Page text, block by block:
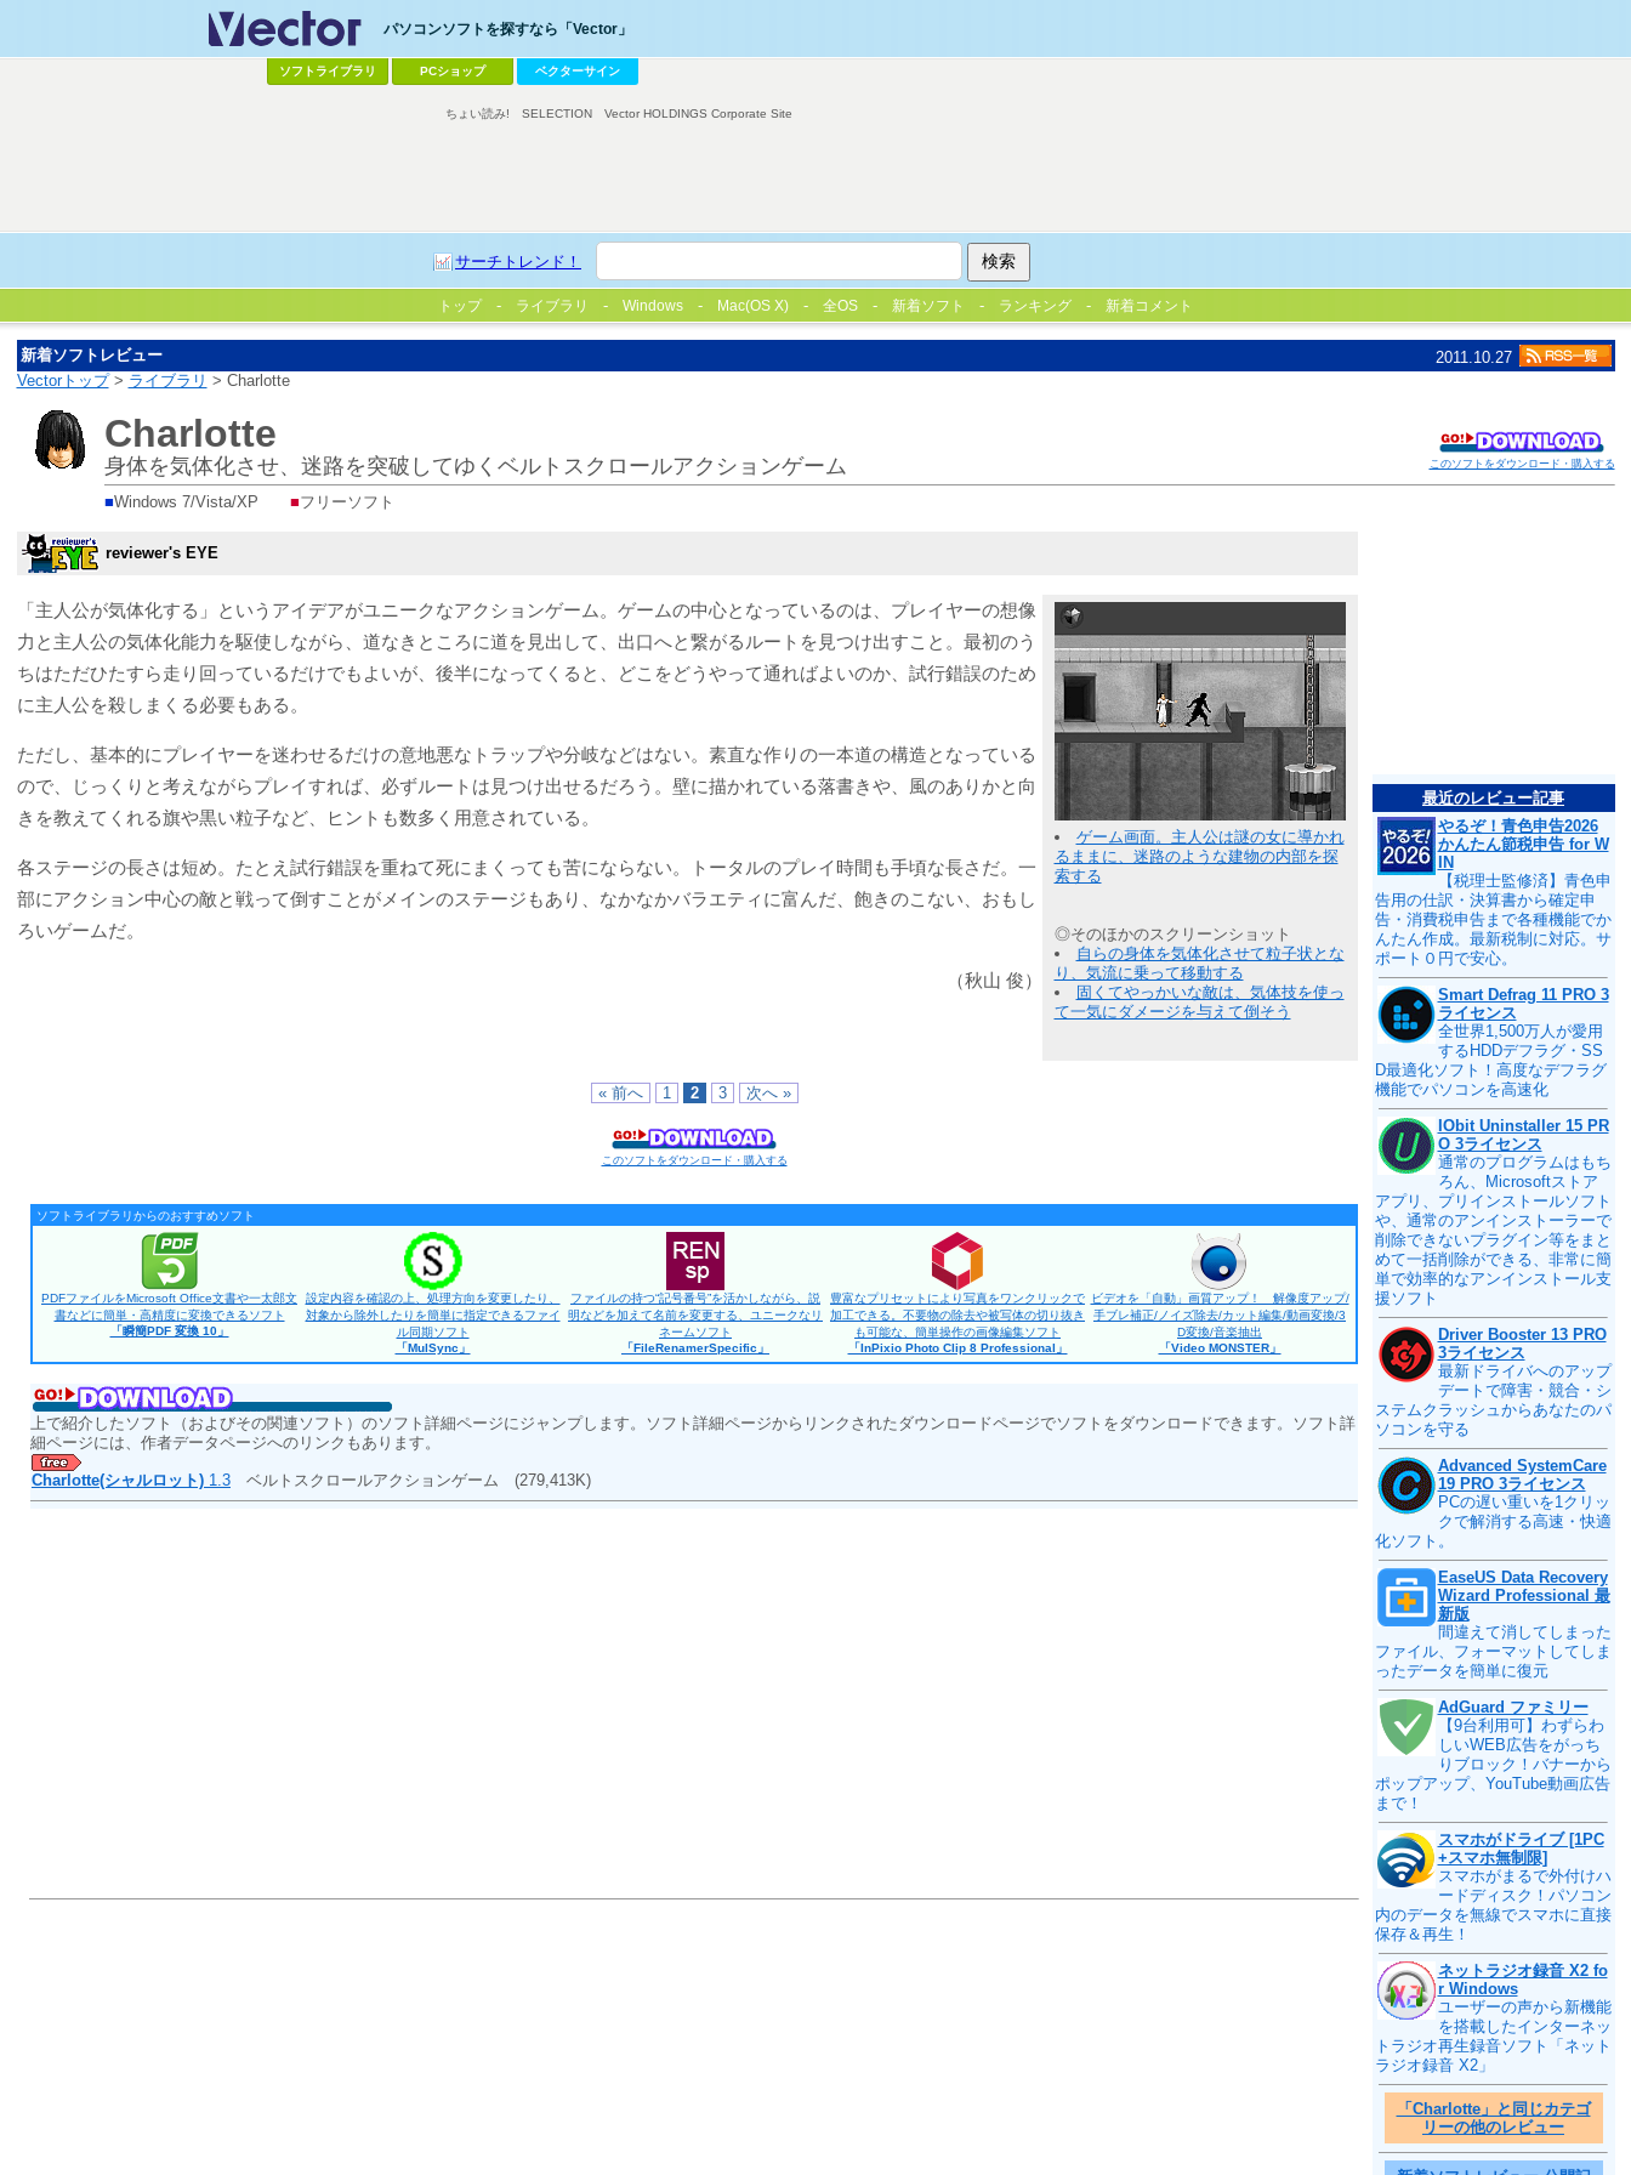
パソコンソフトを探すなら「Vector」
ソフトライブラリ PCショップ ベクターサイン
サーチトレンド！
ちょい読み! SELECTION Vector HOLDINGS Corporate Site
トップ ライブラリ Windows Mac(OS X) 全OS 新着ソフト ランキング 新着コメント
新着ソフトレビュー
2011.10.27
Vectorトップ> ライブラリ > Charlotte
このソフトをダウンロード・購入する
Charlotte
身体を気体化させ、迷路を突破してゆくベルトスクロールアクションゲーム
■Windows 7/Vista/XP ■フリーソフト
reviewer's EYE
ゲーム画面。主人公は謎の女に導かれ
るままに、迷路のような建物の内部を探
索する
◎そのほかのスクリーンショット
自らの身体を気体化させて粒子状とな
り、気流に乗って移動する
固くてやっかいな敵は、気体技を使っ
て一気にダメージを与えて倒そう
「主人公が気体化する」というアイデアがユニークなアクションゲーム。ゲームの中心となっているのは、プレイヤーの想像
力と主人公の気体化能力を駆使しながら、道なきところに道を見出して、出口へと繋がるルートを見つけ出すこと。最初のう
ちはただひたすら走り回っているだけでもよいが、後半になってくると、どこをどうやって通ればよいのか、試行錯誤のため
に主人公を殺しまくる必要もある。
ただし、基本的にプレイヤーを迷わせるだけの意地悪なトラップや分岐などはない。素直な作りの一本道の構造となっている
ので、じっくりと考えながらプレイすれば、必ずルートは見つけ出せるだろう。壁に描かれている落書きや、風のありかと向
きを教えてくれる旗や黒い粒子など、ヒントも数多く用意されている。
各ステージの長さは短め。たとえ試行錯誤を重ねて死にまくっても苦にならない。トータルのプレイ時間も手頃な長さだ。一
部にアクション中心の敵と戦って倒すことがメインのステージもあり、なかなかバラエティに富んだ、飽きのこない、おもし
ろいゲームだ。
（秋山 俊）
« 前へ 1 2 3 次へ »
このソフトをダウンロード・購入する
ソフトライブラリからのおすすめソフト
PDFファイルをMicrosoft Office文書や一太郎文
書などに簡単・高精度に変換できるソフト
「瞬簡PDF 変換 10」
設定内容を確認の上、処理方向を変更したり、
対象から除外したりを簡単に指定できるファイ
ル同期ソフト
「MulSync」
ファイルの持つ“記号番号”を活かしながら、説
明などを加えて名前を変更する、ユニークなリ
ネームソフト
「FileRenamerSpecific」
豊富なプリセットにより写真をワンクリックで
加工できる。不要物の除去や被写体の切り抜き
も可能な、簡単操作の画像編集ソフト
「InPixio Photo Clip 8 Professional」
ビデオを「自動」画質アップ！ 解像度アップ/
手ブレ補正/ノイズ除去/カット編集/動画変換/3
D変換/音楽抽出
「Video MONSTER」
上で紹介したソフト（およびその関連ソフト）のソフト詳細ページにジャンプします。ソフト詳細ページからリンクされたダウンロードページでソフトをダウンロードできます。ソフト詳
細ページには、作者データページへのリンクもあります。
Charlotte(シャルロット) 1.3 ベルトスクロールアクションゲーム (279,413K)
最近のレビュー記事
やるぞ！青色申告2026
かんたん節税申告 for W
IN
【税理士監修済】青色申
告用の仕訳・決算書から確定申
告・消費税申告まで各種機能でか
んたん作成。最新税制に対応。サ
ポート０円で安心。
Smart Defrag 11 PRO 3
ライセンス
全世界1,500万人が愛用
するHDDデフラグ・SS
D最適化ソフト！高度なデフラグ
機能でパソコンを高速化
IObit Uninstaller 15 PR
O 3ライセンス
通常のプログラムはもち
ろん、Microsoftストア
アプリ、プリインストールソフト
や、通常のアンインストーラーで
削除できないプラグイン等をまと
めて一括削除ができる、非常に簡
単で効率的なアンインストール支
援ソフト
Driver Booster 13 PRO
3ライセンス
最新ドライバへのアップ
デートで障害・競合・シ
ステムクラッシュからあなたのパ
ソコンを守る
Advanced SystemCare
19 PRO 3ライセンス
PCの遅い重いを1クリッ
クで解消する高速・快適
化ソフト。
EaseUS Data Recovery
Wizard Professional 最
新版
間違えて消してしまった
ファイル、フォーマットしてしま
ったデータを簡単に復元
AdGuard ファミリー
【9台利用可】わずらわ
しいWEB広告をがっち
りブロック！バナーから
ポップアップ、YouTube動画広告
まで！
スマホがドライブ [1PC
+スマホ無制限]
スマホがまるで外付けハ
ードディスク！パソコン
内のデータを無線でスマホに直接
保存＆再生！
ネットラジオ録音 X2 fo
r Windows
ユーザーの声から新機能
を搭載したインターネッ
トラジオ再生録音ソフト「ネット
ラジオ録音 X2」
「Charlotte」と同じカテゴ
リーの他のレビュー